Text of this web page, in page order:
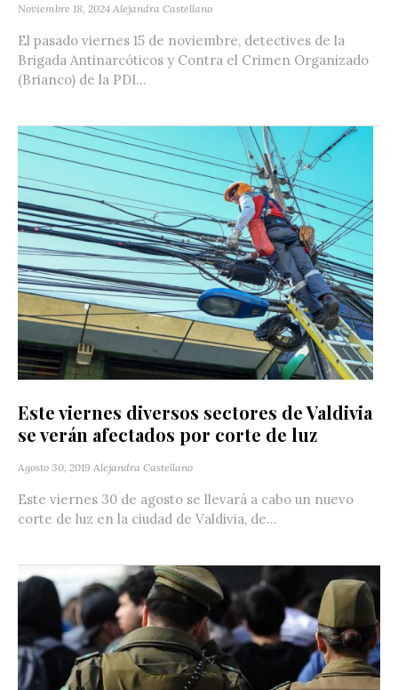
Noviembre 18, 2024 Alejandra Castellano
El pasado viernes 15 de noviembre, detectives de la
Brigada Antinarcóticos y Contra el Crimen Organizado
(Brianco) de la PDI...
Este viernes diversos sectores de Valdivia
se verán afectados por corte de luz
Agosto 30, 2019 Alejandra Castellano
Este viernes 30 de agosto se llevará a cabo un nuevo
corte de luz en la ciudad de Valdivia, de...